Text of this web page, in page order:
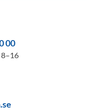
00
8–16